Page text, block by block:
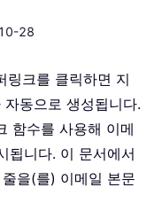
28
크를 클릭하면 지
동으로 생성됩니다.
함수를 사용해 이메
됩니다. 이 문서에서
을(를) 이메일 본문